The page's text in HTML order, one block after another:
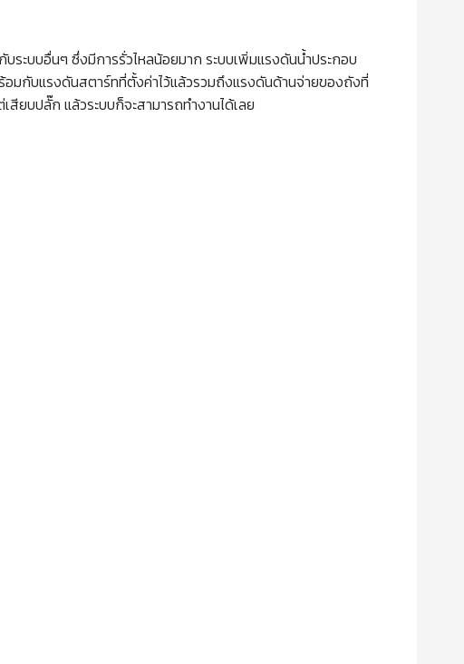
ระบบอื่นๆ ซึ่งมีการรั่วไหลน้อยมาก ระบบเพิ่มแรงดันน้ำประกอบ
มกับแรงดันสตาร์ทที่ตั้งค่าไว้แล้วรวมถึงแรงดันด้านจ่ายของถังที่
ยบปลั๊ก แล้วระบบก็จะสามารถทำงานได้เลย